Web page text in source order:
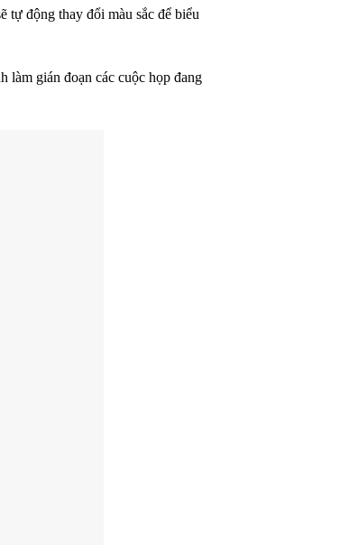
tự động thay đổi màu sắc để biểu
làm gián đoạn các cuộc họp đang